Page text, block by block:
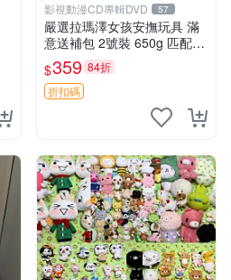
影視動漫CD專輯DVD 57
嚴選拉瑪澤女孩安撫玩具 滿
意送補包 2號裝 650g 匹配嬰
幼童舒壓好伴侶 女孩專用 安
心選擇 安撫玩偶 衝包 玩具
$359 84折
折扣碼